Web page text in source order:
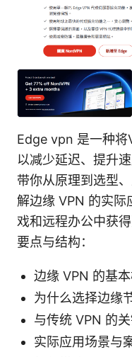
Edge vpn 是一种将
以减少延迟、提升
带你从原理到选型
解边缘 VPN 的实际
戏和远程办公中获
要点与结构：
边缘 VPN 的基
为什么选择边缘
与传统 VPN 的
实际应用场景与